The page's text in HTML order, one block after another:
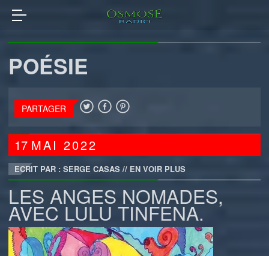
POÉSIE
PARTAGER
17 MAI2022
ECRIT PAR : SERGE CASAS // EN VOIR PLUS
LES ANGES NOMADES,
AVEC LULU TINFENA.